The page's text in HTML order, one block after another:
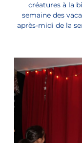
créatures à la
semaine des
après-midi de la